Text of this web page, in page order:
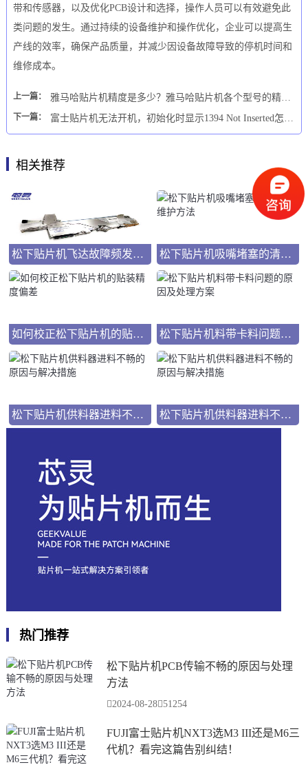
带和传感器，以及优化PCB设计和选择，操作人员可以有效避免此
类问题的发生。通过持续的设备维护和操作优化，企业可以提高生
产线的效率，确保产品质量，并减少因设备故障导致的停机时间和
维修成本。
上一篇： 雅马哈贴片机精度是多少？雅马哈贴片机各个型号的精度完整介绍
下一篇： 富士贴片机无法开机，初始化时显示1394 Not Inserted怎么处理
相关推荐
松下贴片机飞达故障频发？如何让松下贴片机飞达保持良好状态？ 松下贴片机吸嘴堵塞的清洁与维护方法
如何校正松下贴片机的贴装精度偏差 松下贴片机料带卡料问题的原因及处理方案
松下贴片机供料器进料不畅的原因与解决措施 松下贴片机供料器进料不畅的原因与解决措施
热门推荐
松下贴片机PCB传输不畅的原因与处理
方法
2024-08-28 51254
FUJI富士贴片机NXT3选M3 III还是M6三
代机？看完这篇告别纠结！